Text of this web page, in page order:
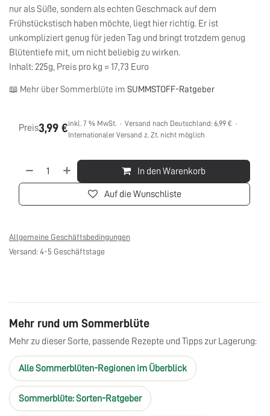
nur als Süße, sondern als echten Geschmack auf dem
Frühstückstisch haben möchte, liegt hier richtig. Er ist
unkompliziert genug für jeden Tag und bringt trotzdem genug
Blütentiefe mit, um nicht beliebig zu wirken.
Inhalt: 225g, Preis pro kg = 17,73 Euro
📖 Mehr über Sommerblüte im SUMMSTOFF-Ratgeber
In den Warenkorb
Auf die Wunschliste
Preis3,99 €inkl. 7 % MwSt. · Versand nach Deutschland: 6,99 € ·
Internationaler Versand z. Zt. nicht möglich
Allgemeine Geschäftsbedingungen
Versand: 4-5 Geschäftstage
Mehr rund um Sommerblüte
Mehr zu dieser Sorte, passende Rezepte und Tipps zur Lagerung:
Alle Sommerblüten-Regionen im Überblick
Sommerblüte: Sorten-Ratgeber